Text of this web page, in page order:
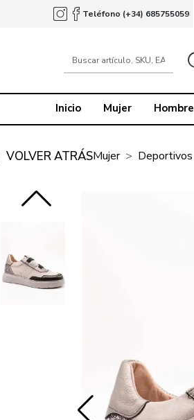
Teléfono (+34) 685755059
Inicio Mujer Hombre
VOLVER ATRÁSMujer Deportivos